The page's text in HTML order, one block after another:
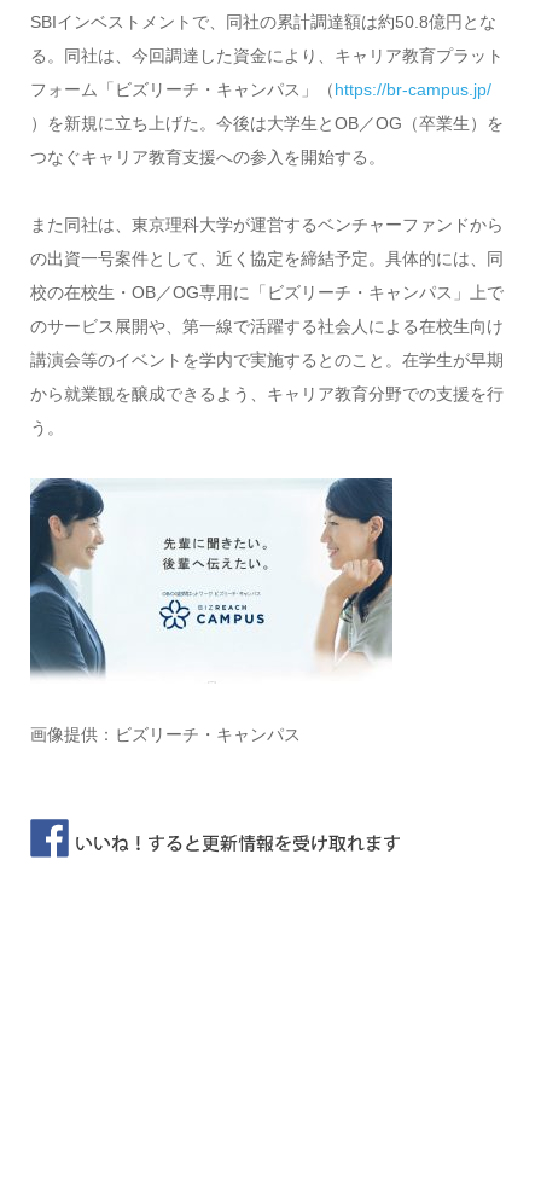
SBIインベストメントで、同社の累計調達額は約50.8億円とな
る。同社は、今回調達した資金により、キャリア教育プラット
フォーム「ビズリーチ・キャンパス」（https://br-campus.jp/
）を新規に立ち上げた。今後は大学生とOB／OG（卒業生）を
つなぐキャリア教育支援への参入を開始する。
また同社は、東京理科大学が運営するベンチャーファンドから
の出資一号案件として、近く協定を締結予定。具体的には、同
校の在校生・OB／OG専用に「ビズリーチ・キャンパス」上で
のサービス展開や、第一線で活躍する社会人による在校生向け
講演会等のイベントを学内で実施するとのこと。在学生が早期
から就業観を醸成できるよう、キャリア教育分野での支援を行
う。
画像提供：ビズリーチ・キャンパス